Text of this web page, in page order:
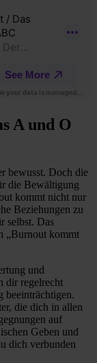
A und O
bewusst. Doch die
die Bewältigung
kommt nicht nur
Beziehungen zu
selbst. Das
„Burnout kommt
und
dir regelrecht
beeinträchtigen.
die dich in allen
auf
Geben und
dich verbunden